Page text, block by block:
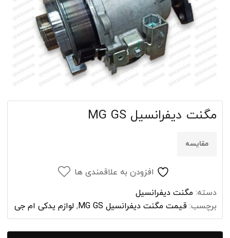
مگنت دیفرانسیل MG GS
مقایسه
افزودن به علاقمندی ها
دسته: مگنت دیفرانسیل
برچسب: قیمت مگنت دیفرانسیل MG GS , لوازم یدکی ام جی